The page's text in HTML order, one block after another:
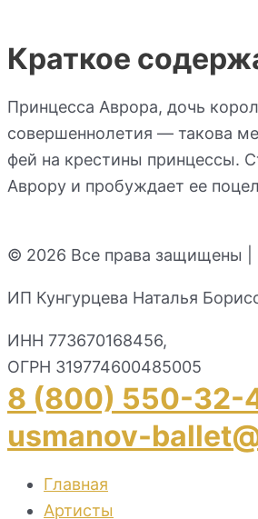
Краткое
Принцесса Аврора, дочь
совершеннолетия — такова
фей на крестины принцессы.
Аврору и пробуждает ее
© 2026 Все права защищены |
ИП Кунгурцева Наталья
ИНН 773670168456,
ОГРН 319774600485005
8 (800) 550-32-
usmanov-
Главная
Артисты